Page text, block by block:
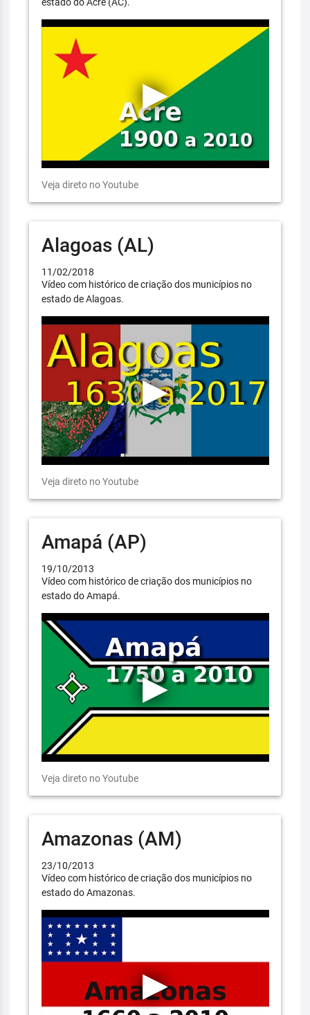
Veja direto no Youtube
Alagoas (AL)
11/02/2018
Vídeo com histórico de criação dos municípios no
estado de Alagoas.
Veja direto no Youtube
Amapá (AP)
19/10/2013
Vídeo com histórico de criação dos municípios no
estado do Amapá.
Veja direto no Youtube
Amazonas (AM)
23/10/2013
Vídeo com histórico de criação dos municípios no
estado do Amazonas.